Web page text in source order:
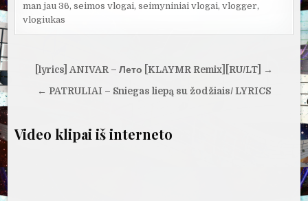
man jau 36,seimos vlogai,seimyniniai vlogai,vlogger,
vlogiukas
Navigacija
tarp
[lyrics] ANIVAR – Лето [KLAYMR Remix][RU/LT] →
← PATRULIAI – Sniegas liepą su žodžiais/ LYRICS
Video klipai iš interneto